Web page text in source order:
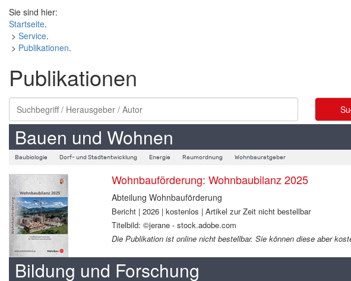
Sie sind hier:
Startseite.
> Service.
> Publikationen.
Publikationen
Bauen und Wohnen
Baubiologie Dorf- und Stadtentwicklung Energie Raumordnung Wohnbauratgeber
Wohnbauförderung: Wohnbaubilanz 2025
Abteilung Wohnbauförderung
Bericht | 2026 | kostenlos | Artikel zur Zeit nicht bestellbar
Titelbild: ©jerane - stock.adobe.com
Die Publikation ist online nicht bestellbar. Sie können diese aber
Bildung und Forschung